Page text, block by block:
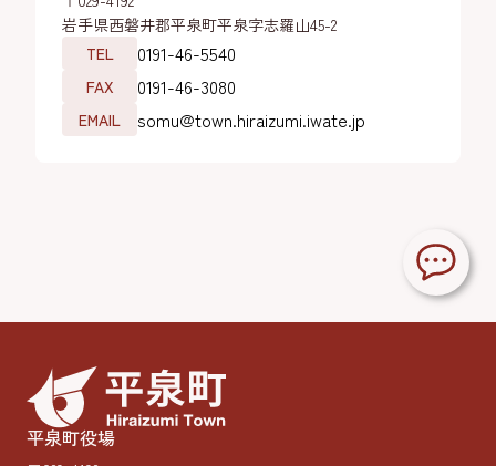
岩手県西磐井郡平泉町平泉字志羅山45-2
TEL
0191-46-5540
FAX 0191-46-3080
EMAIL somu@town.hiraizumi.iwate.jp
平泉町役場